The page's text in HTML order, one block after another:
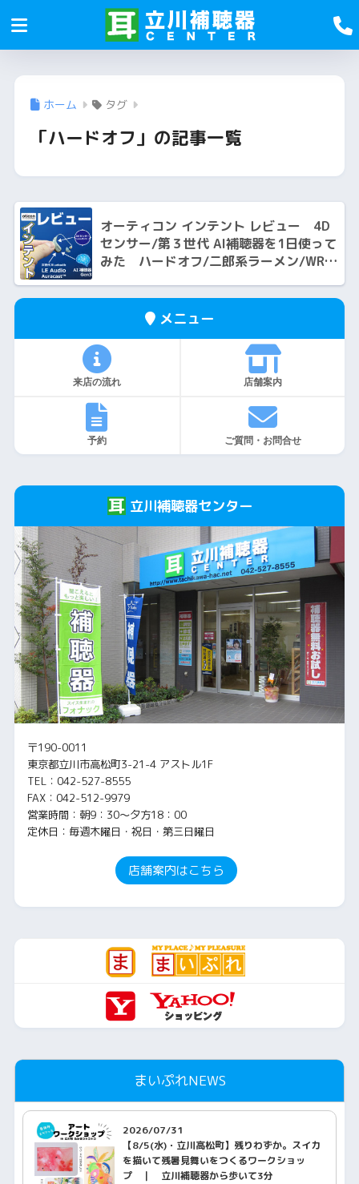
ホーム タグ
「ハードオフ」の記事一覧
オーティコン インテント レビュー 4D
センサー/第３世代 AI補聴器を1日使って
みた ハードオフ/二郎系ラーメン/WRX
メニュー
来店の流れ 店舗案内
予約 ご質問・お問合せ
立川補聴器センター
〒190-0011
東京都立川市高松町3-21-4 アストル1F
TEL：042-527-8555
FAX：042-512-9979
営業時間：朝9：30～夕方18：00
定休日：毎週木曜日・祝日・第三日曜日
店舗案内はこちら
まいぷれNEWS
2026/07/31
【8/5(水)・立川高松町】残りわずか。スイカ
を描いて残暑見舞いをつくるワークショッ
プ ｜ 立川補聴器から歩いて3分